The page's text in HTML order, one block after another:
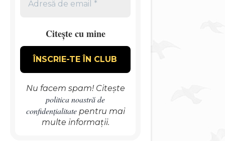
Citește cu mine
Nu facem spam! Citește
politica noastră de
confidențialitatepentru mai
multe informații.